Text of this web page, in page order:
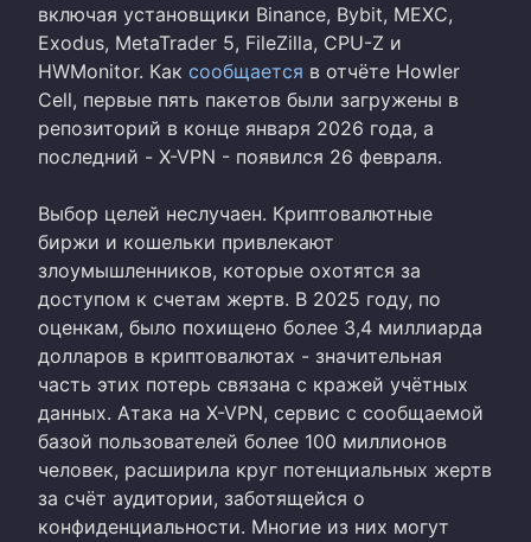
включая установщики Binance, Bybit, MEXC,
Exodus, MetaTrader 5, FileZilla, CPU-Z и
HWMonitor. Как сообщается в отчёте Howler
Cell, первые пять пакетов были загружены в
репозиторий в конце января 2026 года, а
последний - X-VPN - появился 26 февраля.
Выбор целей неслучаен. Криптовалютные
биржи и кошельки привлекают
злоумышленников, которые охотятся за
доступом к счетам жертв. В 2025 году, по
оценкам, было похищено более 3,4 миллиарда
долларов в криптовалютах - значительная
часть этих потерь связана с кражей учётных
данных. Атака на X-VPN, сервис с сообщаемой
базой пользователей более 100 миллионов
человек, расширила круг потенциальных жертв
за счёт аудитории, заботящейся о
конфиденциальности. Многие из них могут